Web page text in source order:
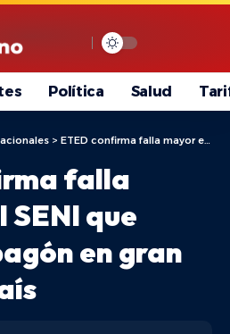
Política Salud
> ETED confirma falla mayor en el SENI que provoca apagón en gran parte del país
falla
SENI que
en gran